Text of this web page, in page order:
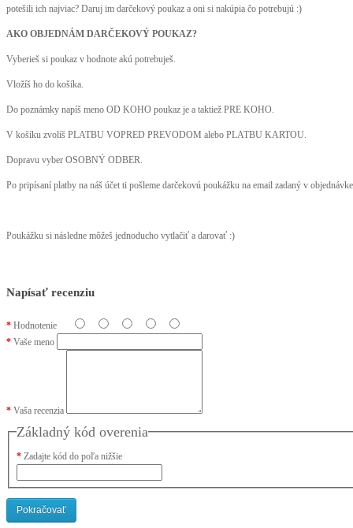
potešili ich najviac? Daruj im darčekový poukaz a oni si nakúpia čo potrebujú :)
AKO OBJEDNÁM DARČEKOVÝ POUKAZ?
Vyberieš si poukaz v hodnote akú potrebuješ.
Vložíš ho do košíka.
Do poznámky napíš meno OD KOHO poukaz je a taktiež PRE KOHO.
V košíku zvolíš PLATBU VOPRED PREVODOM alebo PLATBU KARTOU.
Dopravu vyber OSOBNÝ ODBER.
Po pripísaní platby na náš účet ti pošleme darčekovú poukážku na email zadaný v
Poukážku si následne môžeš jednoducho vytlačiť a darovať :)
Napísať recenziu
Hodnotenie
Vaše meno
Vaša recenzia
Základný kód overenia
Zadajte kód do poľa nižšie
Pokračovať